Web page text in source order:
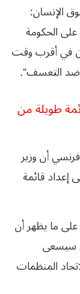
الإنسان:
الحكومة
في أقرب وقت
ضد التعسف”.
طويلة من
فرنسي أن وزير
إعداد قائمة
على ما يظهر أن
سيسعى
المنظمات